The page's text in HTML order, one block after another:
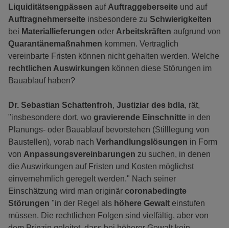
Liquiditätsengpässen auf Auftraggeberseite und auf
Auftragnehmerseite insbesondere zu Schwierigkeiten
bei Materiallieferungen oder Arbeitskräften aufgrund von
Quarantänemaßnahmen kommen. Vertraglich
vereinbarte Fristen können nicht gehalten werden. Welche
rechtlichen Auswirkungen können diese Störungen im
Bauablauf haben?
Dr. Sebastian Schattenfroh, Justiziar des bdla, rät,
"insbesondere dort, wo gravierende Einschnitte in den
Planungs- oder Bauablauf bevorstehen (Stilllegung von
Baustellen), vorab nach Verhandlungslösungen in Form
von Anpassungsvereinbarungen zu suchen, in denen
die Auswirkungen auf Fristen und Kosten möglichst
einvernehmlich geregelt werden." Nach seiner
Einschätzung wird man originär coronabedingte
Störungen "in der Regel als höhere Gewalt einstufen
müssen. Die rechtlichen Folgen sind vielfältig, aber von